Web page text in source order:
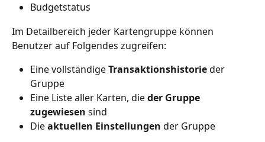
Budgetstatus
Im Detailbereich jeder Kartengruppe können
Benutzer auf Folgendes zugreifen:
Eine vollständige Transaktionshistorie der
Gruppe
Eine Liste aller Karten, die der Gruppe
zugewiesen sind
Die aktuellen Einstellungen der Gruppe